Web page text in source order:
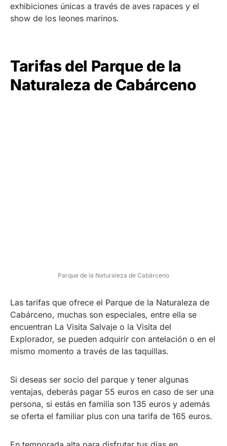
exhibiciones únicas a través de aves rapaces y el
show de los leones marinos.
Tarifas del Parque de la
Naturaleza de Cabárceno
Parque de la Naturaleza de Cabárceno
Las tarifas que ofrece el Parque de la Naturaleza de
Cabárceno, muchas son especiales, entre ella se
encuentran La Visita Salvaje o la Visita del
Explorador, se pueden adquirir con antelación o en el
mismo momento a través de las taquillas.
Si deseas ser socio del parque y tener algunas
ventajas, deberás pagar 55 euros en caso de ser una
persona, si estás en familia son 135 euros y además
se oferta el familiar plus con una tarifa de 165 euros.